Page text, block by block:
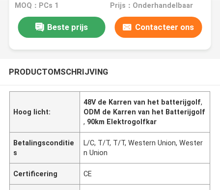
MOQ：PCs 1 Prijs：Onderhandelbaar
Beste prijs Contacteer ons
PRODUCTOMSCHRIJVING
Hoog licht:
48V de Karren van het batterijgolf,
ODM de Karren van het Batterijgolf
, 90km Elektrogolfkar
Betalingsconditie
s
L/C, T/T, T/T, Western Union, Wester
n Union
Certificering CE